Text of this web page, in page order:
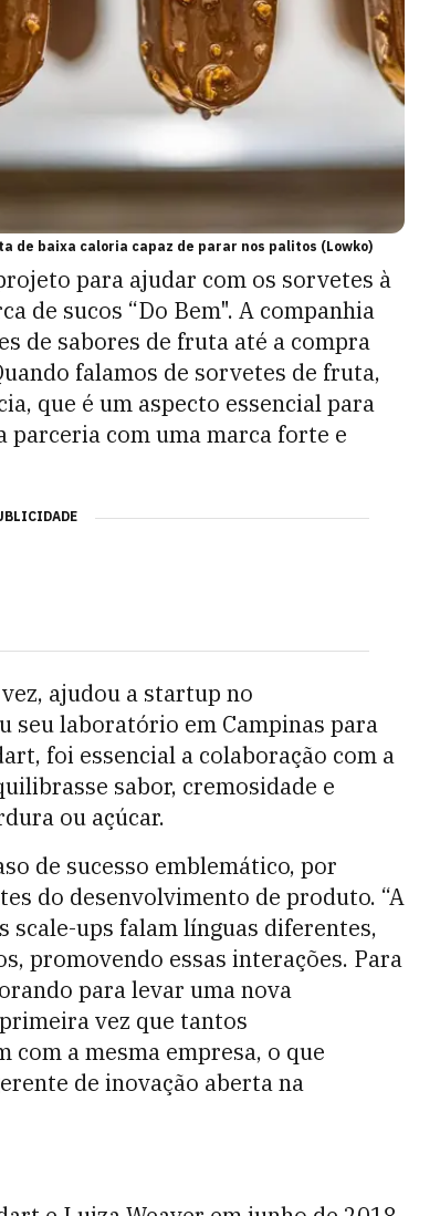
de baixa caloria capaz de parar nos palitos (Lowko)
para ajudar com os sorvetes à
de sucos “Do Bem". A companhia
de sabores de fruta até a compra
falamos de sorvetes de fruta,
que é um aspecto essencial para
com uma marca forte e
ajudou a startup no
seu laboratório em Campinas para
foi essencial a colaboração com a
sabor, cremosidade e
ou açúcar.
de sucesso emblemático, por
do desenvolvimento de produto. “A
scale-ups falam línguas diferentes,
promovendo essas interações. Para
para levar uma nova
vez que tantos
a mesma empresa, o que
de inovação aberta na